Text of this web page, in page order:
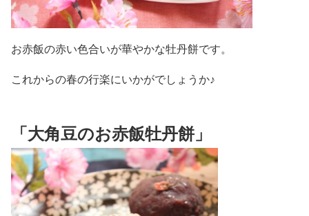
お赤飯の赤い色合いが華やかな牡丹餅です。
これからの春の行楽にいかがでしょうか♪
「大角豆のお赤飯牡丹餅」